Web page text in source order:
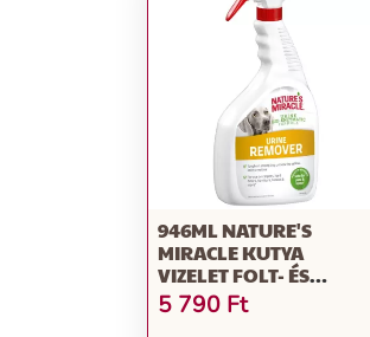
946ML NATURE'S
MIRACLE KUTYA
VIZELET FOLT- ÉS
SZAGELTÁVOLÍTÓ
5 790 Ft